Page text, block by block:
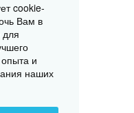
cookie-
Вам в
для
опыта и
наших